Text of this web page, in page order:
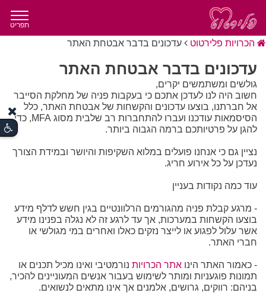
תפריט
הכרויות פלירטוט עדכונים בדבר אבטחת האתר
עדכונים בדבר אבטחת האתר
גולשים ומשתמשים יקרים,
חשוב היה לנו לעדכן אתכם כי בעקבות פניה של מחלקת הסייבר
אל חברתנו, בוצעו עדכונים והקשחות של אבטחת האתר, כלל
הסיסמאות עודכנו ועברו להתחברות רב שלבית מסוג MFA, כדי
להגן על פרטיותכם ברמה הגבוה ביותר.
נציין גם כי אנחנו פועלים במלוא השקיפות והיושר ובמידת הצורך
נעדכן על כל אירוע חריג.
עוד כמה נקודות בעניין
- מרגע קבלת פניה מהגורמים הרלוונטיים בגין חשש לדלף מידע
בוצעו הקשחות במערכות, אך עד לרגע זה לא נגלה בפנינו מידע
אשר עלול לפגוע או לייצר נזקים כאלו ואחרים במי מגולשי או
חברי האתר.
- כאמור האתר הינו אתר הכרויות נורמטיבי ואינו מכיל תכנים או
תמונות פוגעניות ומותר לשימוש בעבור אנשים המעוניינים להכיר,
בניהם: רווקים, גרושים, אלמנים אך אינו מתאים לנשואים.